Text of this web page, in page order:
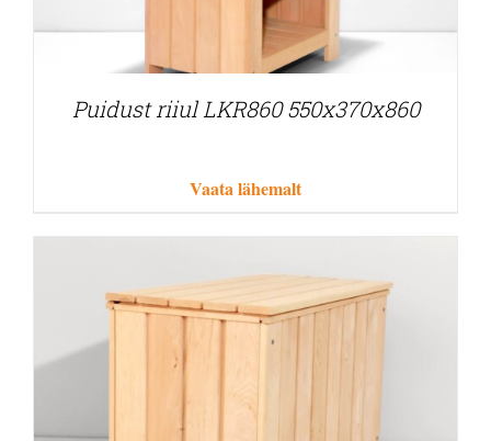
Puidust riiul LKR860 550x370x860
Vaata lähemalt